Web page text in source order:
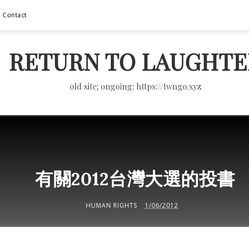
Contact
RETURN TO
old site; ongoing: https://twngo.xyz
有關2012台灣大選的投書
HUMAN RIGHTS 1/06/2012